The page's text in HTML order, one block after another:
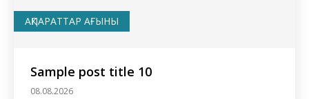
АҚПАРАТТАР АҒЫНЫ
Sample post title 10
08.08.2026